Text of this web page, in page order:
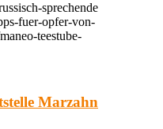
sprechende
fuer-opfer-von-
teestube-
Marzahn